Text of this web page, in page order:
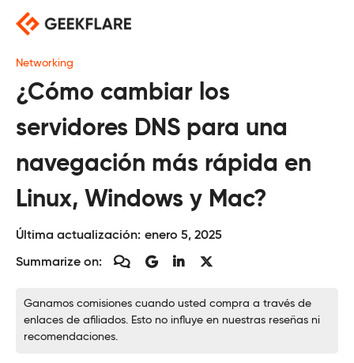
Saltar
contenido
Networking
¿Cómo cambiar los
servidores DNS para una
navegación más rápida en
Linux, Windows y Mac?
Última actualización: enero 5, 2025
Summarize on:
Ganamos comisiones cuando usted compra a través de
enlaces de afiliados. Esto no influye en nuestras reseñas ni
recomendaciones.